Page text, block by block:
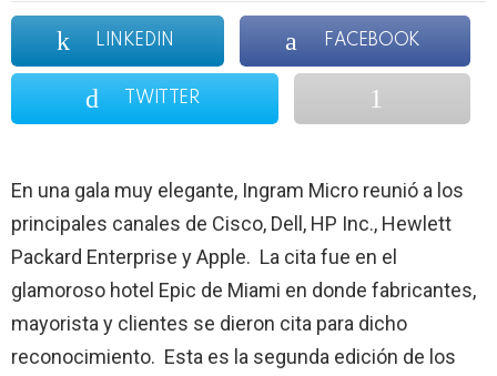
LINKEDIN FACEBOOK
TWITTER
En una gala muy elegante, Ingram Micro reunió a los
principales canales de Cisco, Dell, HP Inc., Hewlett
Packard Enterprise y Apple. La cita fue en el
glamoroso hotel Epic de Miami en donde fabricantes,
mayorista y clientes se dieron cita para dicho
reconocimiento. Esta es la segunda edición de los